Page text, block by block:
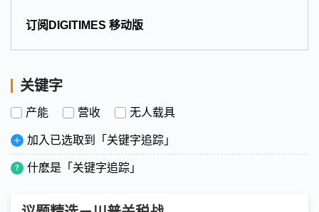
订阅DIGITIMES 移动版
关键字
产能 营收 无人载具
加入已选取到「关键字追踪」
什麽是「关键字追踪」